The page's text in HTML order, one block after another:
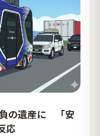
負の遺産に 「安
応